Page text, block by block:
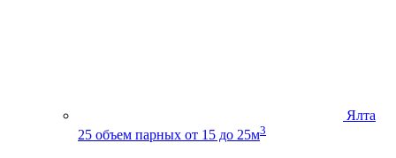
Ялта
25 объем парных от 15 до 25м3